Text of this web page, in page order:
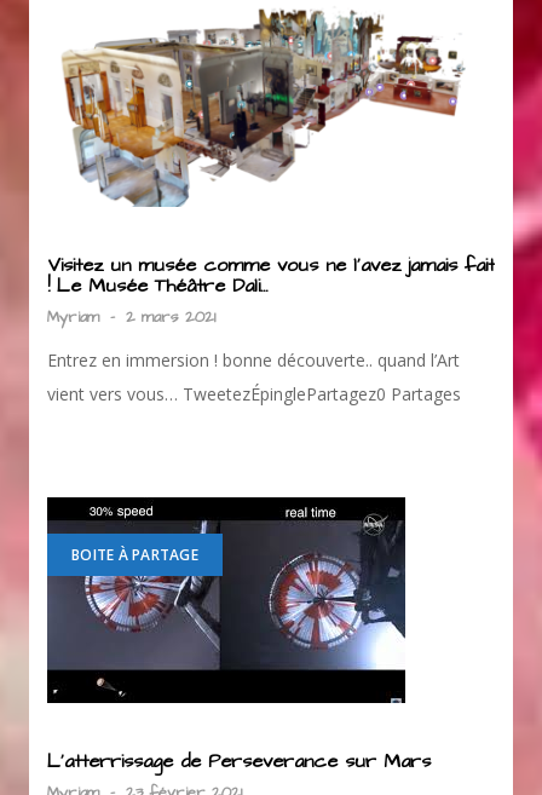
Visitez un musée comme vous ne l’avez jamais fait
! Le Musée Théâtre Dali…
Myriam - 2 mars 2021
Entrez en immersion ! bonne découverte.. quand l’Art
vient vers vous… TweetezÉpinglePartagez0 Partages
BOITE À PARTAGE
L’atterrissage de Perseverance sur Mars